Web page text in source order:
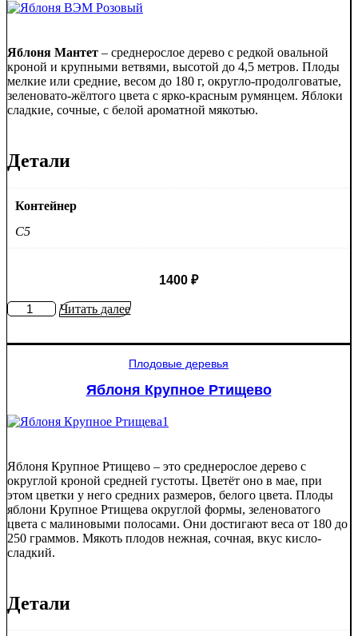
Яблоня Мантет – среднерослое дерево с редкой овальной
кроной и крупными ветвями, высотой до 4,5 метров. Плоды
мелкие или средние, весом до 180 г, округло-продолговатые,
зеленовато-жёлтого цвета с ярко-красным румянцем. Яблоки
сладкие, сочные, с белой ароматной мякотью.
Детали
Контейнер
C5
1400 ₽
КоличествоЧитать далее
Плодовые деревья
Яблоня Крупное Ртищево
Яблоня Крупное Ртищево – это среднерослое дерево с
округлой кроной средней густоты. Цветёт оно в мае, при
этом цветки у него средних размеров, белого цвета. Плоды
яблони Крупное Ртищева округлой формы, зеленоватого
цвета с малиновыми полосами. Они достигают веса от 180 до
250 граммов. Мякоть плодов нежная, сочная, вкус кисло-
сладкий.
Детали